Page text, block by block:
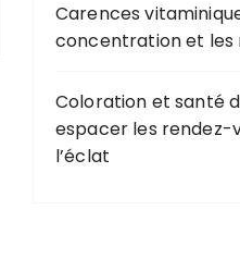
Carences
concentration et les
Coloration et santé
espacer les rendez-
l’éclat